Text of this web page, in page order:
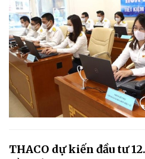
THACO dự kiến đầu tư